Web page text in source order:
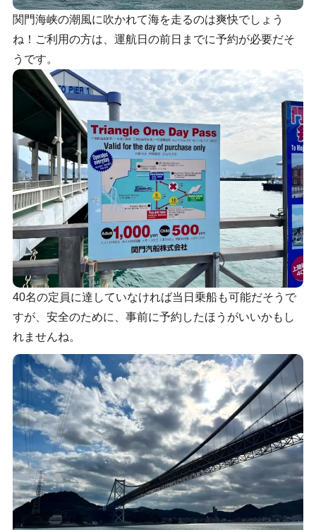
関門海峡の潮風に吹かれて海を走るのは爽快でしょう
ね！ご利用の方は、運航日の前日までに予約が必要だそ
うです。
40名の定員に達していなければ当日乗船も可能だそうで
すが、安全のために、事前に予約したほうがいいかもし
れませんね。